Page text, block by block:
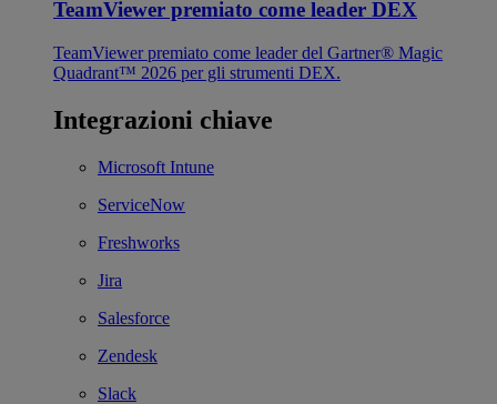
TeamViewer premiato come leader DEX
TeamViewer premiato come leader del Gartner® Magic
Quadrant™ 2026 per gli strumenti DEX.
Integrazioni chiave
Microsoft Intune
ServiceNow
Freshworks
Jira
Salesforce
Zendesk
Slack